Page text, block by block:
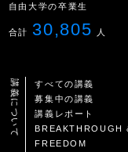
自由大学の卒業生
合計 30,805 人
講義について
すべての講義
募集中の講義
講義レポート
BREAKTHROUGH
FREEDOM